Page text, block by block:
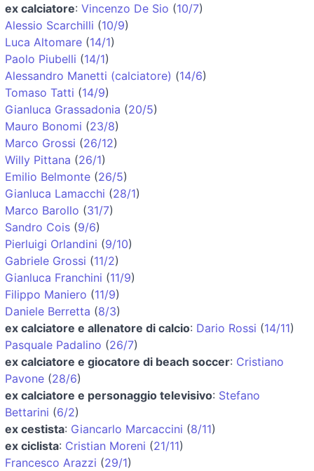
ex calciatore: Vincenzo De Sio (10/7)
Alessio Scarchilli (10/9)
Luca Altomare (14/1)
Paolo Piubelli (14/1)
Alessandro Manetti (calciatore) (14/6)
Tomaso Tatti (14/9)
Gianluca Grassadonia (20/5)
Mauro Bonomi (23/8)
Marco Grossi (26/12)
Willy Pittana (26/1)
Emilio Belmonte (26/5)
Gianluca Lamacchi (28/1)
Marco Barollo (31/7)
Sandro Cois (9/6)
Pierluigi Orlandini (9/10)
Gabriele Grossi (11/2)
Gianluca Franchini (11/9)
Filippo Maniero (11/9)
Daniele Berretta (8/3)
ex calciatore e allenatore di calcio: Dario Rossi (14/11)
Pasquale Padalino (26/7)
ex calciatore e giocatore di beach soccer: Cristiano
Pavone (28/6)
ex calciatore e personaggio televisivo: Stefano
Bettarini (6/2)
ex cestista: Giancarlo Marcaccini (8/11)
ex ciclista: Cristian Moreni (21/11)
Francesco Arazzi (29/1)